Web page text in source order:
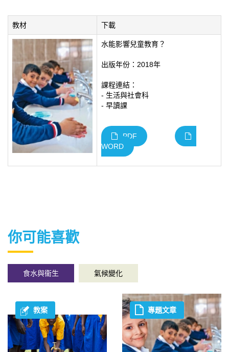
教材 下載
水能影響兒童教育？
出版年份：2018年
課程連結：
- 生活與社會科
- 早讀課
PDF
WORD
你可能喜歡
食水與衞生 氣候變化
教案 專題文章